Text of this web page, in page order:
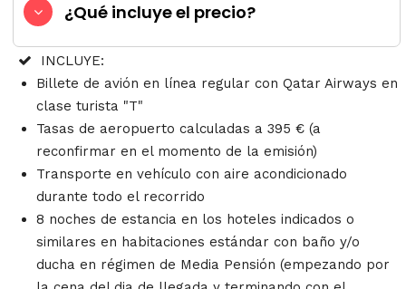
¿Qué incluye el precio?
INCLUYE:
Billete de avión en línea regular con Qatar Airways en
clase turista "T"
Tasas de aeropuerto calculadas a 395 € (a
reconfirmar en el momento de la emisión)
Transporte en vehículo con aire acondicionado
durante todo el recorrido
8 noches de estancia en los hoteles indicados o
similares en habitaciones estándar con baño y/o
ducha en régimen de Media Pensión (empezando por